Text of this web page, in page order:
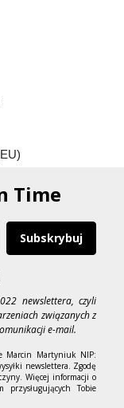
Time
Subskrybuj
newslettera, czyli
związanych z
e-mail.
Marcin Martyniuk NIP:
newslettera. Zgodę
Więcej informacji o
przysługujących Tobie